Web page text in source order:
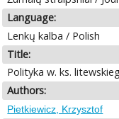
Language:
Lenkų kalba / Polish
Title:
Polityka w. ks.
Authors:
Pietkiewicz, Krzysztof